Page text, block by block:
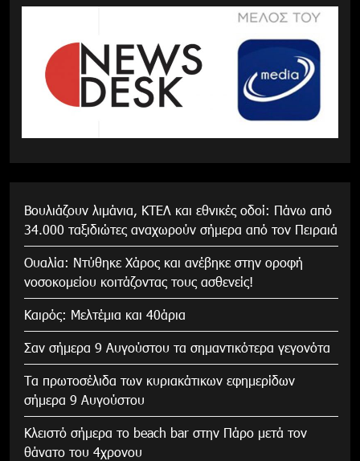
Βουλιάζουν λιμάνια, ΚΤΕΛ και εθνικές οδοί: Πάνω από
34.000 ταξιδιώτες αναχωρούν σήμερα από τον Πειραιά
Ουαλία: Ντύθηκε Χάρος και ανέβηκε στην οροφή
νοσοκομείου κοιτάζοντας τους ασθενείς!
Καιρός: Μελτέμια και 40άρια
Σαν σήμερα 9 Αυγούστου τα σημαντικότερα γεγονότα
Τα πρωτοσέλιδα των κυριακάτικων εφημερίδων
σήμερα 9 Αυγούστου
Κλειστό σήμερα το beach bar στην Πάρο μετά τον
θάνατο του 4χρονου